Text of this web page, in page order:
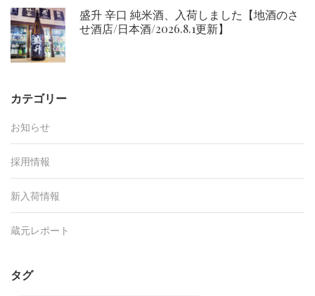
盛升 辛口 純米酒、入荷しました【地酒のさ
せ酒店/日本酒/2026.8.1更新】
カテゴリー
お知らせ
採用情報
新入荷情報
蔵元レポート
タグ